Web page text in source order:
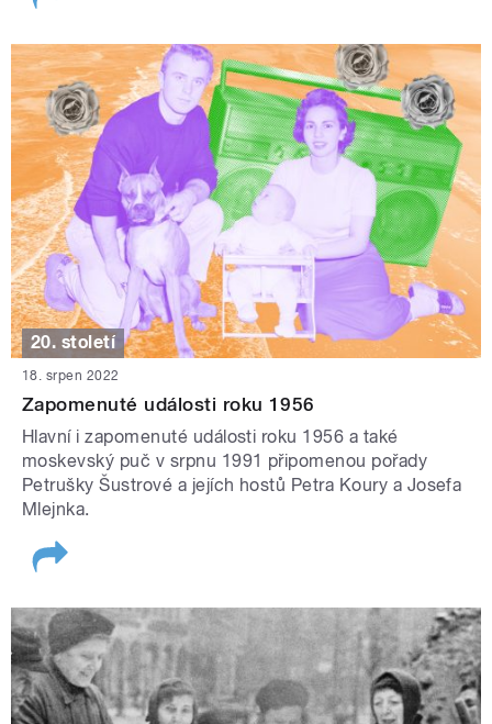
20. století
18. srpen 2022
Zapomenuté události roku 1956
Hlavní i zapomenuté události roku 1956 a také
moskevský puč v srpnu 1991 připomenou pořady
Petrušky Šustrové a jejích hostů Petra Koury a Josefa
Mlejnka.